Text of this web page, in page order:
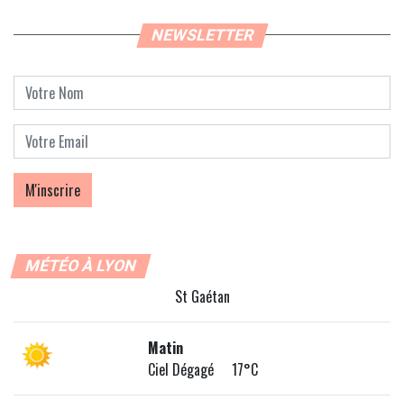
NEWSLETTER
MÉTÉO À LYON
St Gaétan
Matin
Ciel Dégagé 17°C